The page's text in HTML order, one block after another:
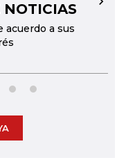
NOTICIAS
acuerdo a sus
→